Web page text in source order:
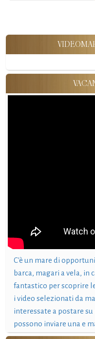
C'è un mare di
barca, magari a vela, in
fantastico per scoprire
i video selezionati da
interessate a postare
possono inviare una e